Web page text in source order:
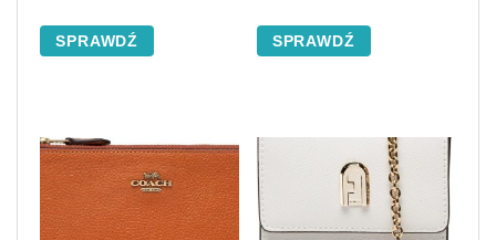
SPRAWDŹ SPRAWDŹ